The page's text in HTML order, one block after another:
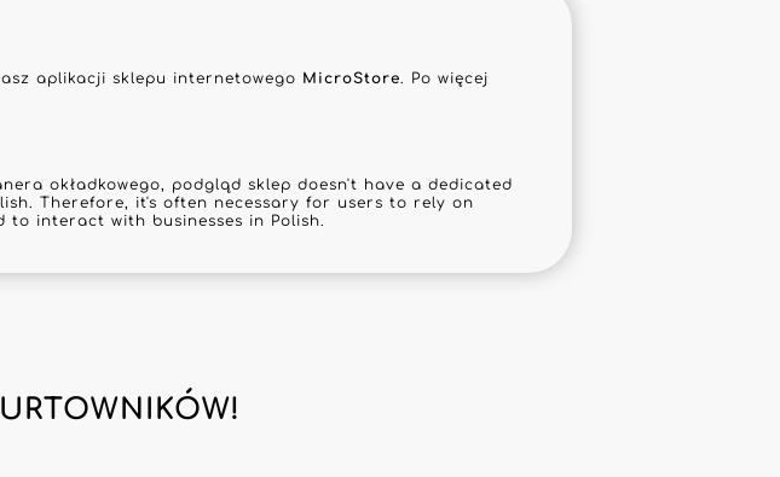
aplikacji sklepu internetowego MicroStore. Po więcej
okładkowego, podgląd sklep doesn't have a dedicated
Therefore, it's often necessary for users to rely on
interact with businesses in Polish.